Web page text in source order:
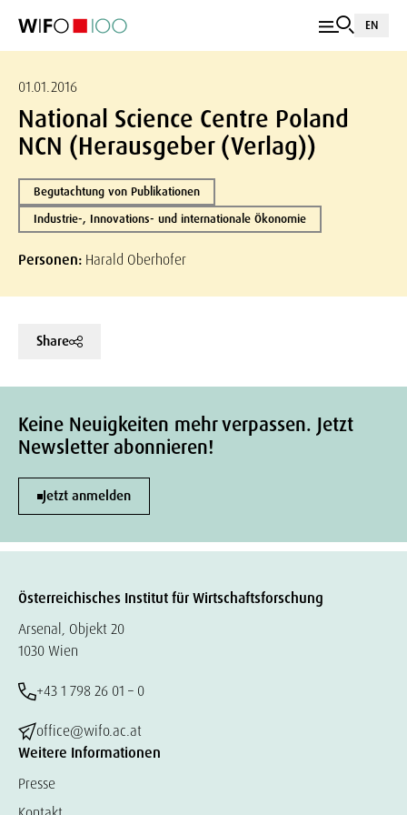
EN
01.01.2016
National Science Centre Poland
NCN (Herausgeber (Verlag))
Begutachtung von Publikationen
Industrie-, Innovations- und internationale Ökonomie
Personen: Harald Oberhofer
Share
Keine Neuigkeiten mehr verpassen. Jetzt
Newsletter abonnieren!
Jetzt anmelden
Österreichisches Institut für Wirtschaftsforschung
Arsenal, Objekt 20
1030 Wien
+43 1 798 26 01 – 0
office@wifo.ac.at
Weitere Informationen
Presse